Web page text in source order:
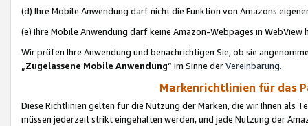
(d) Ihre Mobile Anwendung darf nicht die Funktion von Amazons
(e) Ihre Mobile Anwendung darf keine Amazon-Webpages in WebView
Wir prüfen Ihre Anwendung und benachrichtigen Sie, ob sie
„Zugelassene Mobile Anwendung“ im Sinne derVereinbarung.
Markenrichtlinien für das
Diese Richtlinien gelten für die Nutzung der Marken, die wir Ihnen als
müssen jederzeit strikt eingehalten werden, und jede Nutzung der